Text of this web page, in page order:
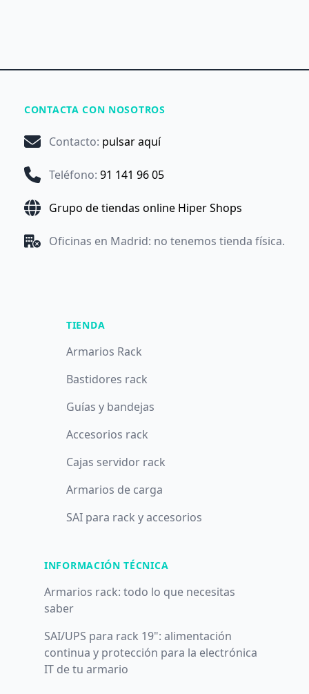
CONTACTA CON NOSOTROS
Contacto: pulsar aquí
Teléfono: 91 141 96 05
Grupo de tiendas online Hiper Shops
Oficinas en Madrid: no tenemos tienda física.
TIENDA
Armarios Rack
Bastidores rack
Guías y bandejas
Accesorios rack
Cajas servidor rack
Armarios de carga
SAI para rack y accesorios
INFORMACIÓN TÉCNICA
Armarios rack: todo lo que necesitas
saber
SAI/UPS para rack 19": alimentación
continua y protección para la electrónica
IT de tu armario